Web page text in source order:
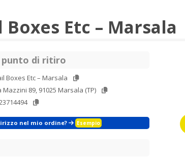
Boxes Etc – Marsala
di ritiro
Boxes Etc – Marsala
Mazzini 89, 91025 Marsala (TP)
nel mio ordine? Esempio